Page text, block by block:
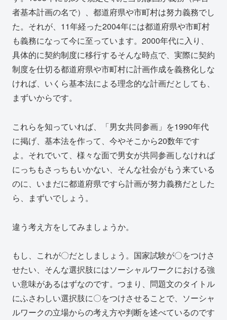
者基本計画の名で）、都道府県や市町村は努力義務でし
た。それが、11年経った2004年には都道府県や市町村
も義務になって今に至っています。2000年代に入り、
具体的に契約制度に移行するそんな時点で、実際に契約
制度を仕切る都道府県や市町村に計画作成を義務化しな
ければ、いくら基本法による理念的な計画だとしても、
まずいからです。
これらを知っていれば、「男女共同参画」を1990年代
に掲げ、基本法を作って、今やそこから20数年です
よ。それでいて、様々な面で男女が共同参画しなければ
にっちもさっちもいかない、そんな社会がもう来ている
のに、いまだに都道府県ですら計画が努力義務だとした
ら、まずいでしょう。
違う考え方をしてみましょうか。
もし、これが〇だとしましょう。国家試験が〇をつけさ
せたい、そんな選択肢にはソーシャルワークにおける強
い意味があるはずなのです。つまり、問題文のタイトル
にふさわしい選択肢に〇をつけさせることで、ソーシャ
ルワークの立場からの考え方や判断を述べているのです